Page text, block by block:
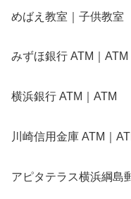
めばえ教室｜子供教室
みずほ銀行 ATM｜ATM
横浜銀行 ATM｜ATM
川崎信用金庫 ATM｜
アピタテラス横浜綱島